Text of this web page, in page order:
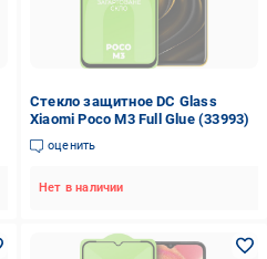
Стекло защитное DC Glass
Xiaomi Poco M3 Full Glue (33993)
оценить
Нет в наличии